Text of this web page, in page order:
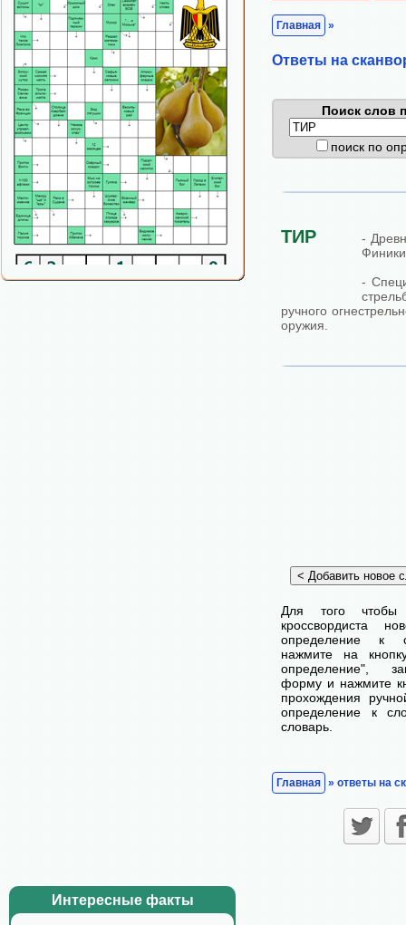
Интересные факты
Главная »
Ответы на
Поиск слов
поиск по
ТИР
-
-
ручного
оружия.
Для того чтобы
кроссвордиста
определение к
нажмите на
определение",
форму и нажмите
прохождения
определение к
словарь.
Главная » ответы на